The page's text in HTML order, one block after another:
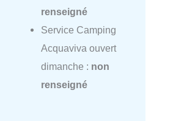
renseigné
Service Camping
Acquaviva ouvert
dimanche : non
renseigné